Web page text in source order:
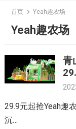
content
首页 Yeah趣农场
Yeah趣农场
青
29.9元起抢Yeah趣
沉…